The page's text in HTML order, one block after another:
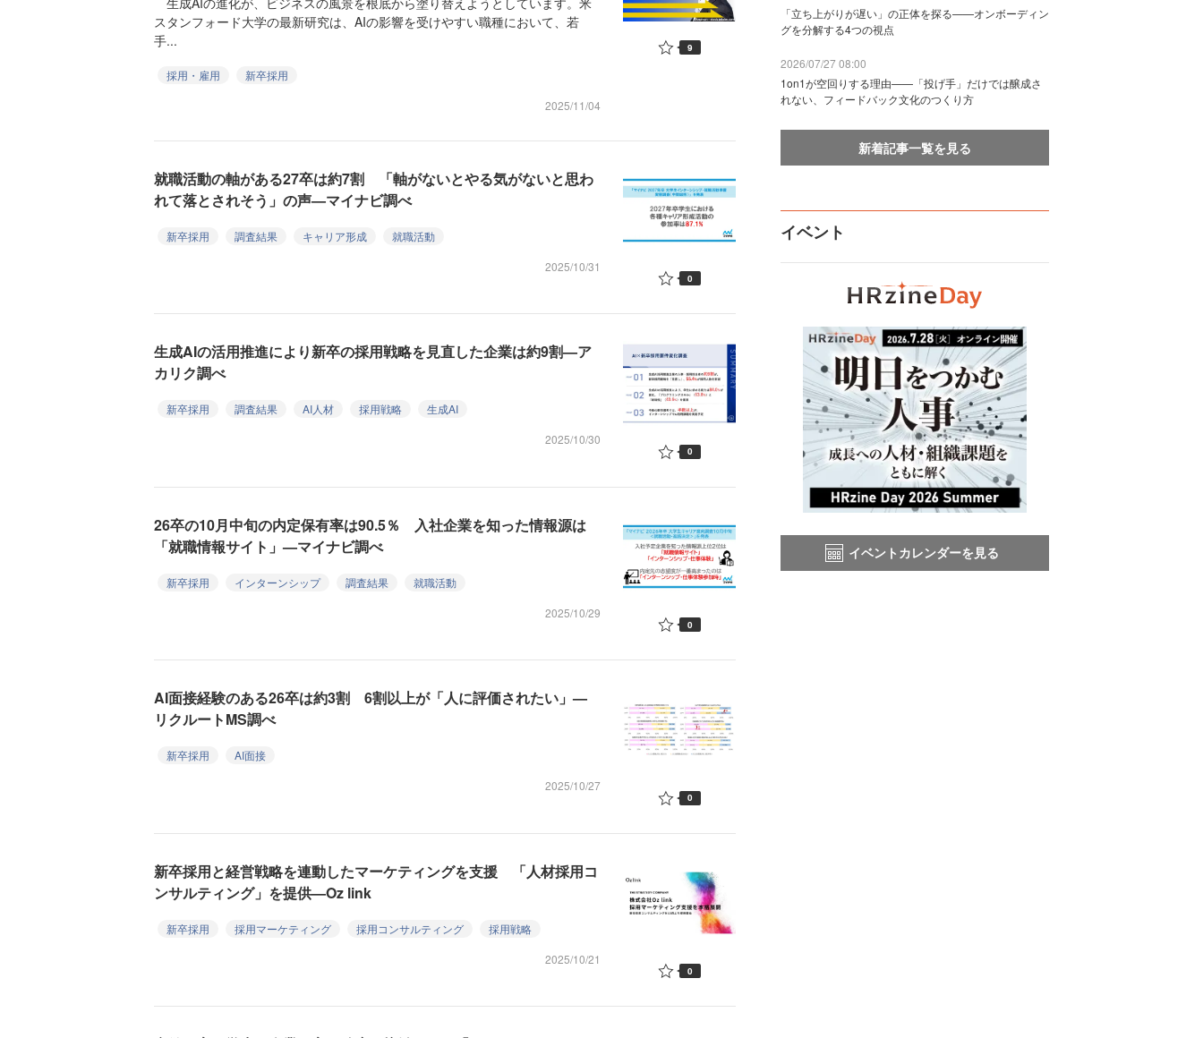
スタンフォード大学の最新研究は、AIの影響を受けやすい職種において、若
手...
採用・雇用
新卒採用
2025/11/04
9
就職活動の軸がある27卒は約7割 「軸がないとやる気がないと思わ
れて落とされそう」の声—マイナビ調べ
新卒採用 調査結果 キャリア形成
就職活動
2025/10/31
0
生成AIの活用推進により新卒の採用戦略を見直した企業は約9割—ア
カリク調べ
新卒採用 調査結果 AI人材 採用戦略
生成AI
2025/10/30
0
26卒の10月中旬の内定保有率は90.5％ 入社企業を知った情報源は
「就職情報サイト」—マイナビ調べ
新卒採用 インターンシップ 調査結果
就職活動
2025/10/29
0
AI面接経験のある26卒は約3割 6割以上が「人に評価されたい」—
リクルートMS調べ
新卒採用
AI面接
2025/10/27
0
新卒採用と経営戦略を連動したマーケティングを支援 「人材採用コ
ンサルティング」を提供—Oz link
新卒採用 採用マーケティング 採用コンサルティング
採用戦略
2025/10/21
0
「立ち上がりが遅い」の正体を探る——オンボーディン
グを分解する4つの視点
2026/07/27 08:00
1on1が空回りする理由——「投げ手」だけでは醸成さ
れない、フィードバック文化のつくり方
新着記事一覧を見る
イベント
イベントカレンダーを見る